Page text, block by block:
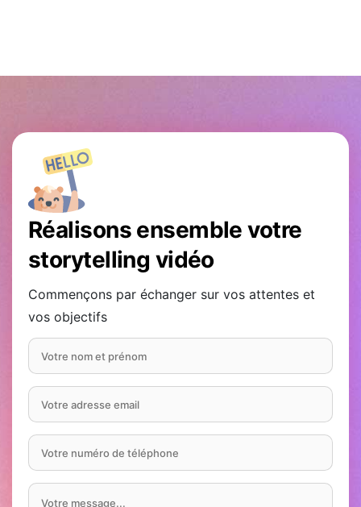
Réalisons ensemble votre
storytelling vidéo
Commençons par échanger sur vos attentes et
vos objectifs